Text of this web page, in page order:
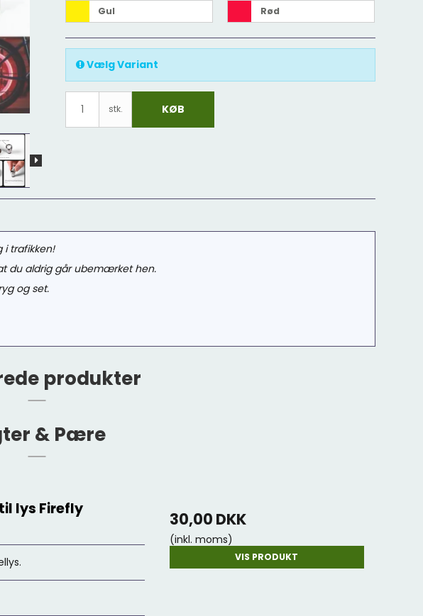
Gul Rød
Vælg Variant
stk. KØB
i trafikken!
du aldrig går ubemærket hen.
og set.
produkter
& Pære
lys Firefly
30,00 DKK
(inkl. moms)
VIS PRODUKT